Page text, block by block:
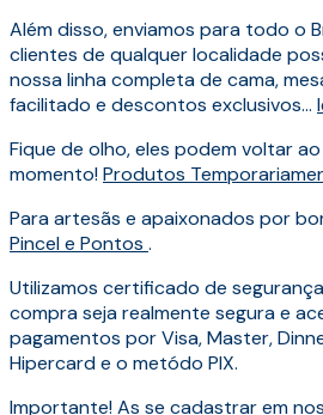
Além disso, enviamos para todo o
clientes de qualquer localidade
nossa linha completa de cama,
facilitado e descontos exclusivos...
Fique de olho, eles podem voltar
momento!Produtos
Para artesãs e apaixonados por
Pincel e Pontos .
Utilizamos certificado de
compra seja realmente segura e
pagamentos por Visa, Master,
Hipercard e o metódo PIX.
Importante! As se cadastrar em